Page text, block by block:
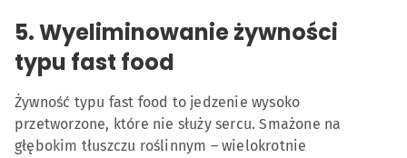
5. Wyeliminowanie żywności
typu fast food
Żywność typu fast food to jedzenie wysoko
przetworzone, które nie służy sercu. Smażone na
głębokim tłuszczu roślinnym – wielokrotnie